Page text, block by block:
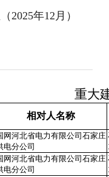
2025年12月）
重大
相对人名称
网河北省电力有限公司石家庄
电分公司
网河北省电力有限公司石家庄
电分公司